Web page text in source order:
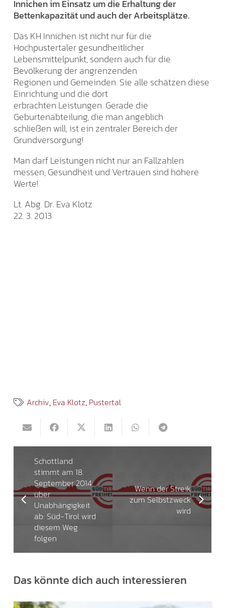
Innichen im Einsatz um die Erhaltung der
Bettenkapazität und auch der Arbeitsplätze.
Das KH Innichen ist nicht nur für die
Hochpustertaler gesundheitlicher
Lebensmittelpunkt, sondern auch für die
Bevölkerung der angrenzenden
Regionen und Gemeinden. Sie alle schätzen diese
Einrichtung und die dort
erbrachten Leistungen. Gerade die
Geburtenabteilung, die man angeblich
schließen will, ist ein zentraler Bereich der
Grundversorgung!
Man darf Leistungen nicht nur an Fallzahlen
messen, Gesundheit und Vertrauen sind höhere
Werte!
Lt. Abg. Dr. Eva Klotz
22. 3. 2013
Archiv, Eva Klotz, Pustertal
Schottland
stimmt am 18.
September 2014
über
Unabhängigkeit
ab: Süd-Tirol wird
diesem Weg
folgen
Wenn der Streik
zum Selbstzweck
wird
Das könnte dich auch interessieren